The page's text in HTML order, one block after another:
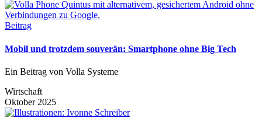
Beitrag
Mobil und trotzdem souverän: Smartphone ohne Big Tech
Ein Beitrag von Volla Systeme
Wirtschaft
Oktober 2025